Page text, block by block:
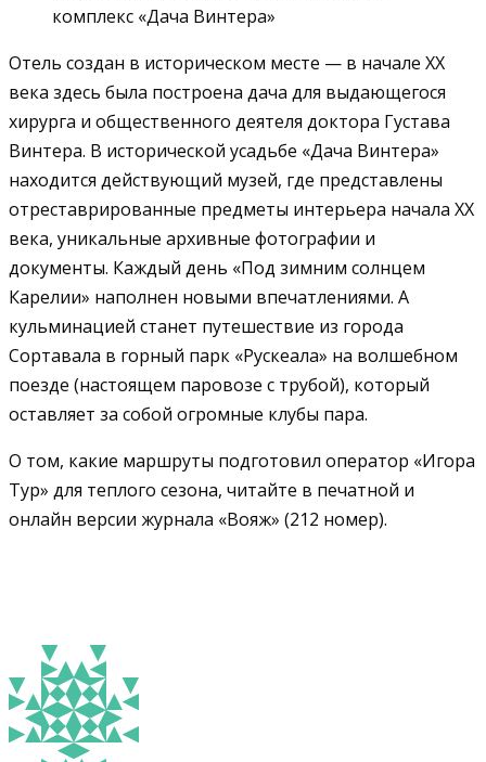
комплекс «Дача Винтера»
Отель создан в историческом месте — в начале XX
века здесь была построена дача для выдающегося
хирурга и общественного деятеля доктора Густава
Винтера. В исторической усадьбе «Дача Винтера»
находится действующий музей, где представлены
отреставрированные предметы интерьера начала XX
века, уникальные архивные фотографии и
документы. Каждый день «Под зимним солнцем
Карелии» наполнен новыми впечатлениями. А
кульминацией станет путешествие из города
Сортавала в горный парк «Рускеала» на волшебном
поезде (настоящем паровозе с трубой), который
оставляет за собой огромные клубы пара.
О том, какие маршруты подготовил оператор «Игора
Тур» для теплого сезона, читайте в печатной и
онлайн версии журнала «Вояж» (212 номер).